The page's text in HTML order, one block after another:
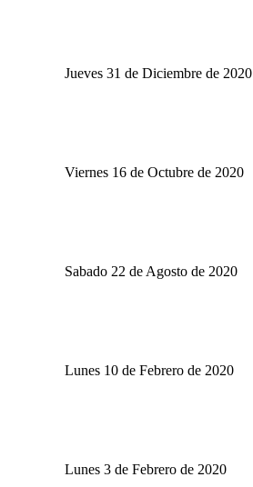
Jueves 31 de Diciembre de 2020
Viernes 16 de Octubre de 2020
Sabado 22 de Agosto de 2020
Lunes 10 de Febrero de 2020
Lunes 3 de Febrero de 2020